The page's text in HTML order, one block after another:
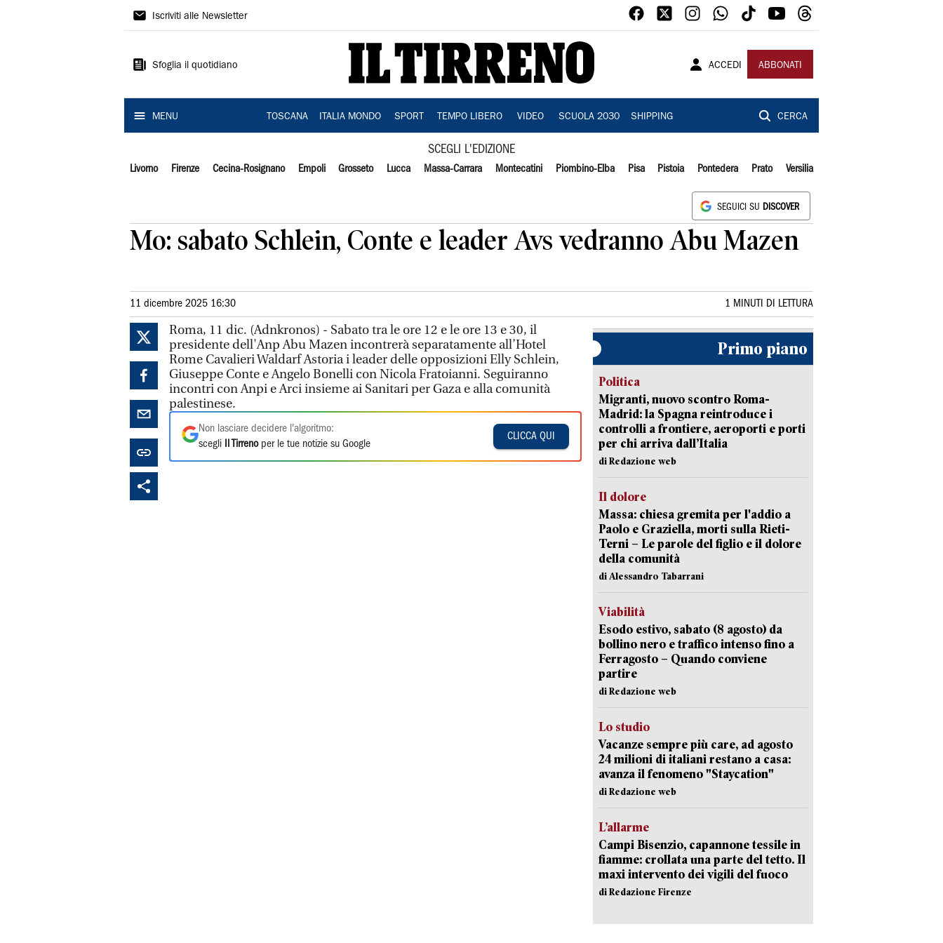
Il
Iscriviti alle Newsletter
Sfoglia il quotidiano ACCEDI ABBONATI
MENU TOSCANA ITALIA MONDO SPORT TEMPO LIBERO VIDEO SCUOLA 2030 SHIPPING CERCA
SCEGLI L'EDIZIONE
Livorno Firenze Cecina-Rosignano Empoli Grosseto Lucca Massa-Carrara Montecatini Piombino-Elba Pisa Pistoia Pontedera Prato Versilia
SEGUICI SU DISCOVER
Mo: sabato Schlein, Conte e leader Avs vedranno Abu Mazen
11 dicembre 2025 16:30 1 MINUTI DI LETTURA
Roma, 11 dic. (Adnkronos) - Sabato tra le ore 12 e le ore 13 e 30, il
presidente dell'Anp Abu Mazen incontrerà separatamente all’Hotel
Rome Cavalieri Waldarf Astoria i leader delle opposizioni Elly Schlein,
Giuseppe Conte e Angelo Bonelli con Nicola Fratoianni. Seguiranno
incontri con Anpi e Arci insieme ai Sanitari per Gaza e alla comunità
palestinese.
Non lasciare decidere l'algoritmo:
scegli
Il Tirrenoper le tue notizie su Google
CLICCA QUI
Primo piano
Politica
Migranti, nuovo scontro Roma-
Madrid: la Spagna reintroduce i
controlli a frontiere, aeroporti e porti
per chi arriva dall’Italia
di Redazione web
Il dolore
Massa: chiesa gremita per l'addio a
Paolo e Graziella, morti sulla Rieti-
Terni – Le parole del figlio e il dolore
della comunità
di Alessandro Tabarrani
Viabilità
Esodo estivo, sabato (8 agosto) da
bollino nero e traffico intenso fino a
Ferragosto – Quando conviene
partire
di Redazione web
Lo studio
Vacanze sempre più care, ad agosto
24 milioni di italiani restano a casa:
avanza il fenomeno "Staycation"
di Redazione web
L’allarme
Campi Bisenzio, capannone tessile in
fiamme: crollata una parte del tetto. Il
maxi intervento dei vigili del fuoco
di Redazione Firenze